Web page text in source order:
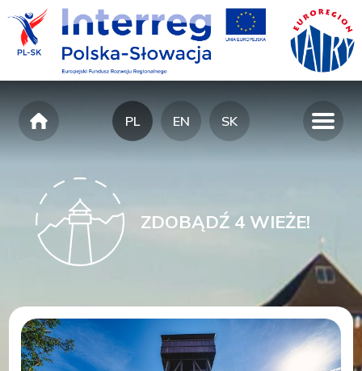
PL EN SK
ZDOBĄDŹ 4 WIEŻE!